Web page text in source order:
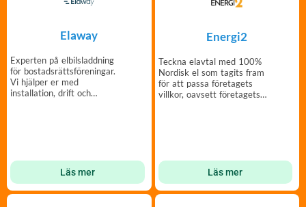
Elaway
Experten på elbilsladdning
för bostadsrättsföreningar.
Vi hjälper er med
installation, drift och
Läs mer
Energi2
Teckna elavtal med 100%
Nordisk el som tagits fram
för att passa företagets
villkor, oavsett företagets
Läs mer